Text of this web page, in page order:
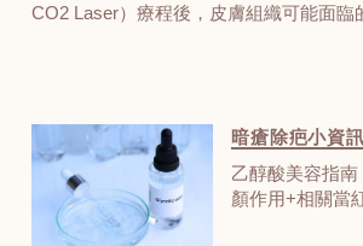
CO2 Laser）療程後，皮膚組織可能面臨
而，這項激光療程在帶來顯著美膚效果的
風險！想了解激光治療後可能需要承擔的
帶你深入解析5大CO2 Laser適用的皮膚
+避雷重點，聰明避開肌膚危機！
暗瘡除疤小資訊
乙醇酸美容指
顏作用+相關當